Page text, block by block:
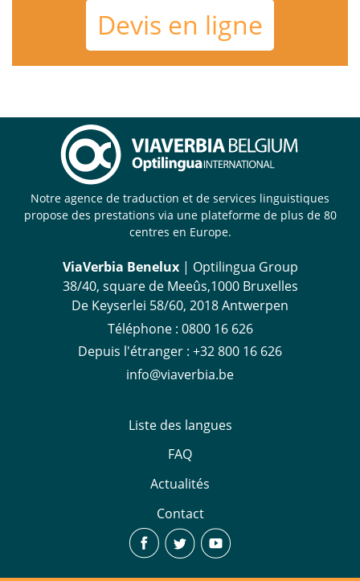
Devis en ligne
Notre agence de traduction et de services linguistiques
propose des prestations via une plateforme de plus de 80
centres en Europe.
ViaVerbia Benelux| Optilingua Group
38/40, square de Meeûs,1000 Bruxelles
De Keyserlei 58/60, 2018 Antwerpen
Téléphone : ‪0800 16 626
Depuis l'étranger : +32 800 16 626
info@viaverbia.be
Liste des langues
FAQ
Actualités
Contact